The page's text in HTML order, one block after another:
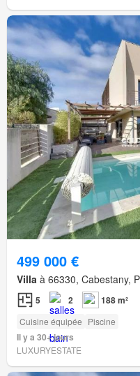
499 000 €
Villa à 66330, Cabestany,
5 2 188 m²
Cuisine équipée Piscine
Il y a 30+ jours
LUXURYESTATE